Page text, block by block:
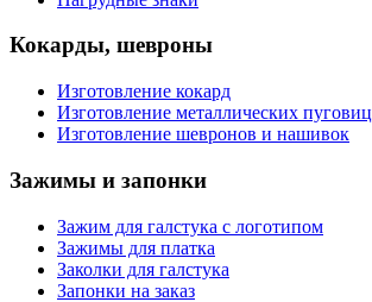
Кокарды, шевроны
Изготовление кокард
Изготовление металлических пуговиц
Изготовление шевронов и нашивок
Зажимы и запонки
Зажим для галстука с логотипом
Зажимы для платка
Заколки для галстука
Запонки на заказ